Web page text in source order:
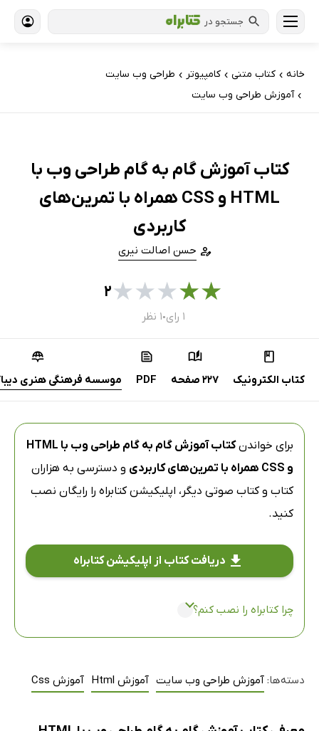
جستجو در
خانه › کتاب‌ متنی › کامپیوتر › طراحی وب سایت
› آموزش طراحی وب سایت
کتاب آموزش گام به گام طراحی وب با
HTML و CSS همراه با تمرین‌های
کاربردی
حسن اصالت نیری
★
★
★
★
★۲
۱ رای ● ۱ نظر
کتاب الکترونیک 227 صفحه PDF موسسه فرهنگی هنری
برای خواندن
کتاب آموزش گام به گام طراحی وب با HTML
و CSS همراه با تمرین‌های کاربردی
و دسترسی به هزاران
کتاب و کتاب صوتی دیگر، اپلیکیشن کتابراه را رایگان نصب
کنید.
دریافت کتاب از اپلیکیشن کتابراه
چرا کتابراه را نصب کنم؟
دسته‌ها: آموزش طراحی وب سایت آموزش Html آموزش Css